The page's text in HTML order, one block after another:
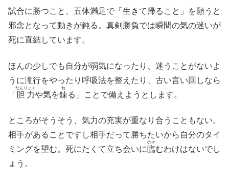
試合に勝つこと、五体満足で「生きて帰ること」を願うと
邪念となって動きが鈍る。真剣勝負では瞬間の気の迷いが
死に直結しています。
ほんの少しでも自分が弱気になったり、迷うことがないよ
うに滝行をやったり呼吸法を整えたり、古い言い回しなら
「 胆力
たんりょく
や気を錬
ね
る」ことで備えようとします。
ところがそうそう、気力の充実が重なり合うこともない。
相手があることですし相手だって勝ちたいから自分のタイ
ミングを望む。死にたくて立ち会いに臨
のぞ
むわけはないでし
ょう。